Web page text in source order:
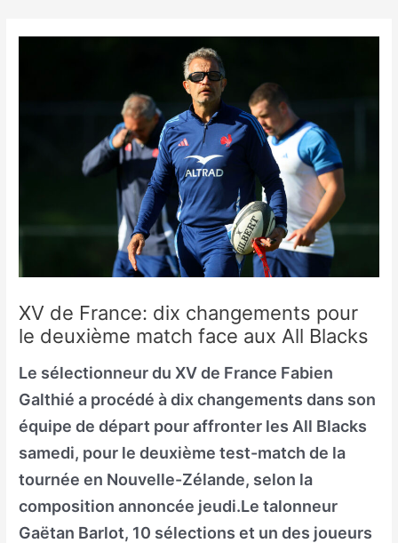
XV de France: dix changements pour
le deuxième match face aux All Blacks
Le sélectionneur du XV de France Fabien
Galthié a procédé à dix changements dans son
équipe de départ pour affronter les All Blacks
samedi, pour le deuxième test-match de la
tournée en Nouvelle-Zélande, selon la
composition annoncée jeudi.Le talonneur
Gaëtan Barlot, 10 sélections et un des joueurs